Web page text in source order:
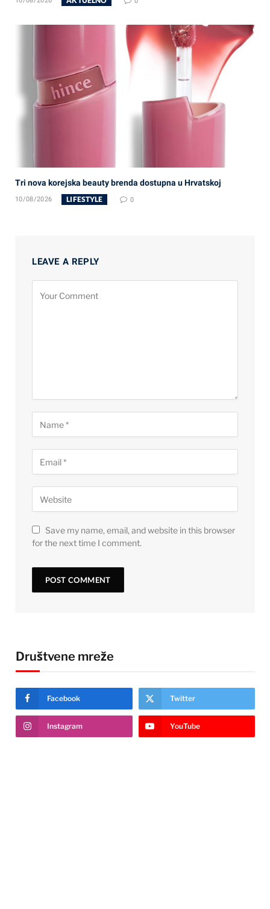
Tri nova korejska beauty brenda dostupna u Hrvatskoj
10/08/2026 LIFESTYLE 0
LEAVE A REPLY
Save my name, email, and website in this browser
for the next time I comment.
Društvene mreže
Facebook Twitter
Instagram YouTube